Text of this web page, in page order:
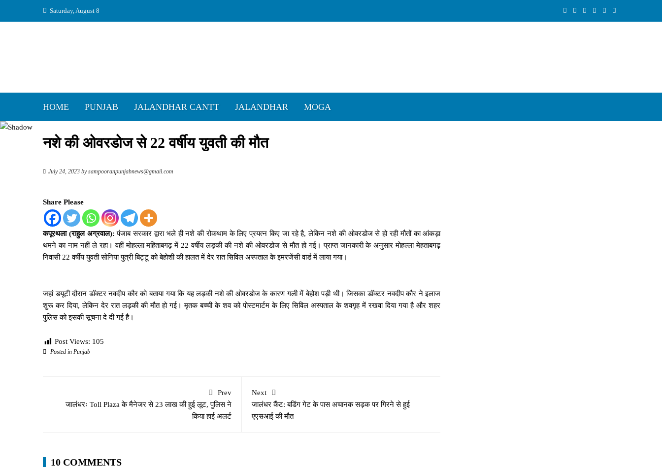
Saturday, August 8
HOME PUNJAB JALANDHAR CANTT JALANDHAR MOGA
नशे की ओवरडोज से 22 वर्षीय युवती की मौत
July 24, 2023 bysampooranpunjabnews@gmail.com
Share Please
कपूरथला (राहुल अग्रवाल):पंजाब सरकार द्वारा भले ही नशे की रोकथाम के लिए प्रयत्न किए जा रहे है, लेकिन नशे की ओवरडोज से हो रही मौतों का आंकड़ा
थमने का नाम नहीं ले रहा। वहीं मोहल्ला महिताबगढ़ में 22 वर्षीय लड़की की नशे की ओवरडोज से मौत हो गई। प्राप्त जानकारी के अनुसार मोहल्ला मेहताबगढ़
निवासी 22 वर्षीय युवती सोनिया पुत्री बिट्टू को बेहोशी की हालत में देर रात सिविल अस्पताल के इमरजेंसी वार्ड में लाया गया।
जहां डयूटी दौरान डॉक्टर नवदीप कौर को बताया गया कि यह लड़की नशे की ओवरडोज के कारण गली में बेहोश पड़ी थी। जिसका डॉक्टर नवदीप कौर ने इलाज
शुरू कर दिया, लेकिन देर रात लड़की की मौत हो गई। मृतक बच्ची के शव को पोस्टमार्टम के लिए सिविल अस्पताल के शवगृह में रखवा दिया गया है और शहर
पुलिस को इसकी सूचना दे दी गई है।
Post Views: 105
Posted in Punjab
Prev
जालंधरः Toll Plaza के मैनेजर से 23 लाख की हुई लूट, पुलिस ने
किया हाई अलर्ट
Next
जालंधर कैंट: बडिंग गेट के पास अचानक सड़क पर गिरने से हुई
एएसआई की मौत
10 COMMENTS